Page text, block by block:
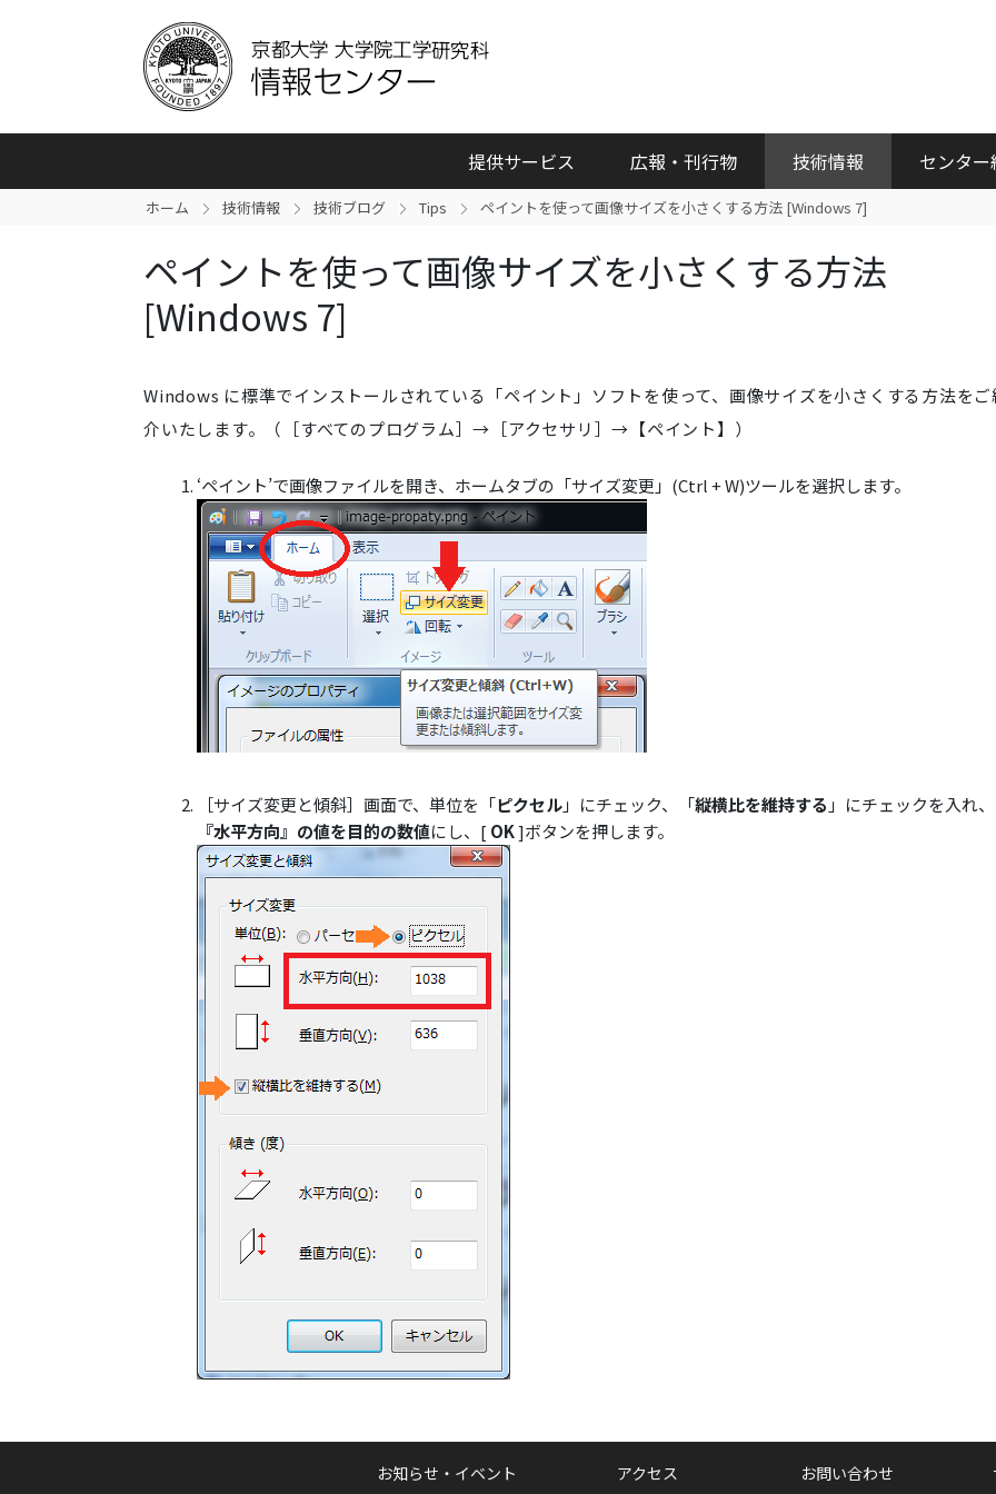
提供サービス 広報・刊行物 技術情報 センター
ホーム 技術情報 技術ブログ Tips ペイントを使って画像サイズを小さくする方法 [Windows 7]
ペイントを使って画像サイズを小さくする方法
[Windows 7]
Windows に標準でインストールされている「ペイント」ソフトを使って、画像サイズを小さくする方法をご
介いたします。（［すべてのプログラム］→［アクセサリ］→【ペイント】）
‘ペイント’で画像ファイルを開き、ホームタブの「サイズ変更」(Ctrl + W)ツールを選択します。
［サイズ変更と傾斜］画面で、単位を「ピクセル」にチェック、「縦横比を維持する 」にチェックを入れ、
『水平方向』の値を目的の数値にし、[ OK]ボタンを押します。
お知らせ・イベント アクセス お問い合わせ